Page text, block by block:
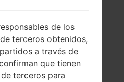
de los
terceros obtenidos,
a través de
que tienen
terceros para